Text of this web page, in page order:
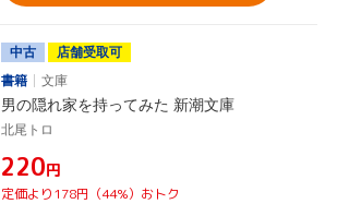
中古
店舗受取可
書籍
文庫
男の隠れ家を持ってみた 新潮文庫
北尾トロ
¥220円
定価より178円（44%）おトク